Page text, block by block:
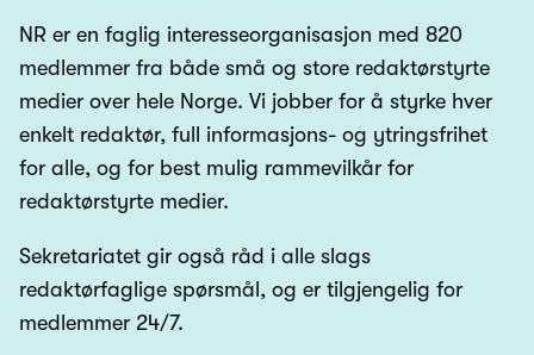
NR er en faglig interesseorganisasjon med 820
medlemmer fra både små og store redaktørstyrte
medier over hele Norge. Vi jobber for å styrke hver
enkelt redaktør, full informasjons- og ytringsfrihet
for alle, og for best mulig rammevilkår for
redaktørstyrte medier.
Sekretariatet gir også råd i alle slags
redaktørfaglige spørsmål, og er tilgjengelig for
medlemmer 24/7.